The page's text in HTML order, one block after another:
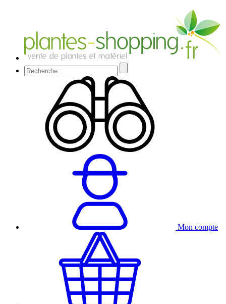
Mon compte